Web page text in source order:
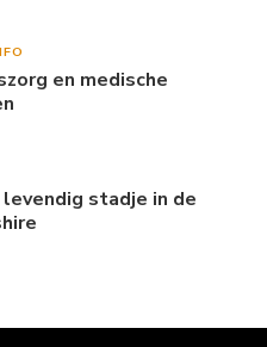
en medische
stadje in de